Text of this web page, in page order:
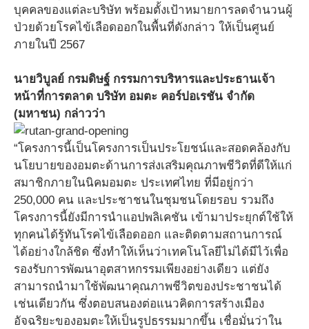
บุคคลของแต่ละบริษัท พร้อมตั้งเป้าหมายการลดจำนวนผู้
ป่วยด้วยโรคไข้เลือดออกในพื้นที่ดังกล่าว ให้เป็นศูนย์
ภายในปี 2567
นายวิบูลย์ กรมดิษฐ์ กรรมการบริหารและประธานเจ้า
หน้าที่การตลาด บริษัท อมตะ คอร์ปอเรชัน จำกัด
(มหาชน) กล่าวว่า
“โครงการนี้เป็นโครงการเป็นประโยชน์และสอดคล้องกับ
นโยบายของอมตะด้านการส่งเสริมคุณภาพชีวิตที่ดีให้แก่
สมาชิกภายในนิคมอมตะ ประเทศไทย ที่มีอยู่กว่า
250,000 คน และประชาชนในชุมชนโดยรอบ รวมถึง
โครงการนี้ยังมีการนำแอปพลิเคชัน เข้ามาประยุกต์ใช้ให้
ทุกคนได้รู้ทันโรคไข้เลือดออก และติดตามสถานการณ์
ได้อย่างใกล้ชิด ซึ่งทำให้เห็นว่าเทคโนโลยีไม่ได้มีไว้เพื่อ
รองรับการพัฒนาอุตสาหกรรมเพียงอย่างเดียว แต่ยัง
สามารถนำมาใช้พัฒนาคุณภาพชีวิตของประชาชนได้
เช่นเดียวกัน ซึ่งตอบสนองต่อแนวคิดการสร้างเมือง
อัจฉริยะของอมตะให้เป็นรูปธรรมมากขึ้น เชื่อมั่นว่าใน